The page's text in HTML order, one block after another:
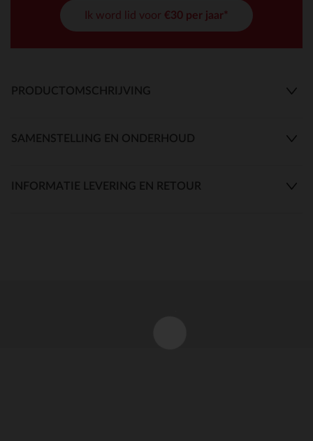
Ik word lid voor €30 per jaar*
PRODUCTOMSCHRIJVING
SAMENSTELLING EN ONDERHOUD
INFORMATIE LEVERING EN RETOUR